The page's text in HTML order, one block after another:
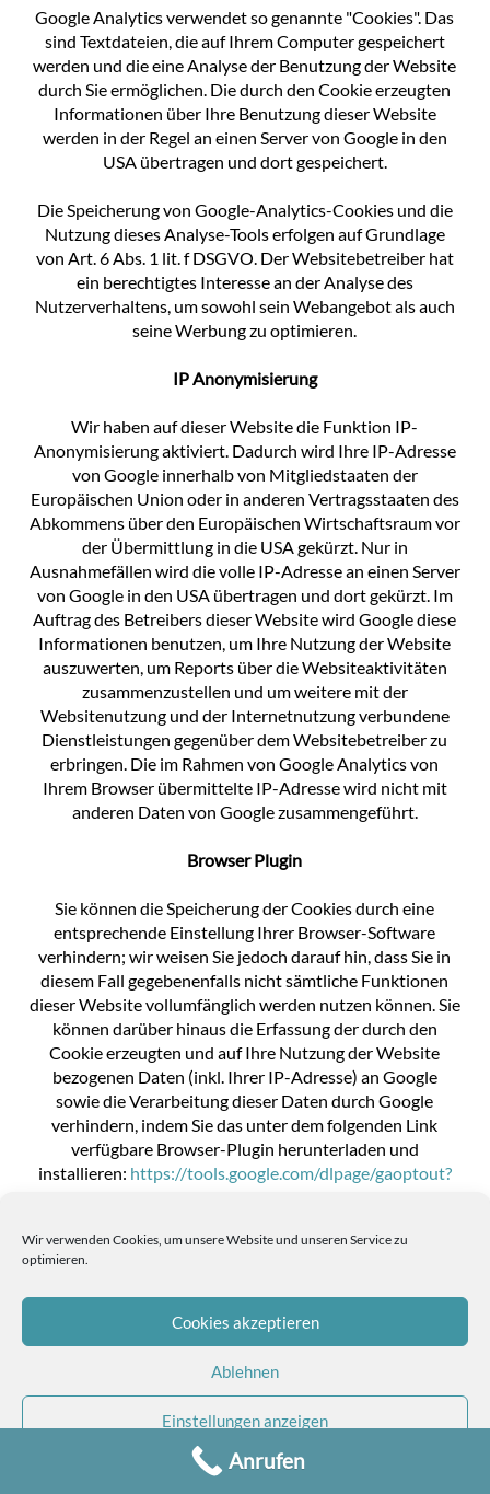
Wir verwenden Cookies, um unsere Website und unseren Service zu
optimieren.
Cookies akzeptieren
Ablehnen
Einstellungen anzeigen
Cookie-Richtlinie Datenschutz Impressum
Google Analytics verwendet so genannte "Cookies". Das
sind Textdateien, die auf Ihrem Computer gespeichert
werden und die eine Analyse der Benutzung der Website
durch Sie ermöglichen. Die durch den Cookie erzeugten
Informationen über Ihre Benutzung dieser Website
werden in der Regel an einen Server von Google in den
USA übertragen und dort gespeichert.
Die Speicherung von Google-Analytics-Cookies und die
Nutzung dieses Analyse-Tools erfolgen auf Grundlage
von Art. 6 Abs. 1 lit. f DSGVO. Der Websitebetreiber hat
ein berechtigtes Interesse an der Analyse des
Nutzerverhaltens, um sowohl sein Webangebot als auch
seine Werbung zu optimieren.
IP Anonymisierung
Wir haben auf dieser Website die Funktion IP-
Anonymisierung aktiviert. Dadurch wird Ihre IP-Adresse
von Google innerhalb von Mitgliedstaaten der
Europäischen Union oder in anderen Vertragsstaaten des
Abkommens über den Europäischen Wirtschaftsraum vor
der Übermittlung in die USA gekürzt. Nur in
Ausnahmefällen wird die volle IP-Adresse an einen Server
von Google in den USA übertragen und dort gekürzt. Im
Auftrag des Betreibers dieser Website wird Google diese
Informationen benutzen, um Ihre Nutzung der Website
auszuwerten, um Reports über die Websiteaktivitäten
zusammenzustellen und um weitere mit der
Websitenutzung und der Internetnutzung verbundene
Dienstleistungen gegenüber dem Websitebetreiber zu
erbringen. Die im Rahmen von Google Analytics von
Ihrem Browser übermittelte IP-Adresse wird nicht mit
anderen Daten von Google zusammengeführt.
Browser Plugin
Sie können die Speicherung der Cookies durch eine
entsprechende Einstellung Ihrer Browser-Software
verhindern; wir weisen Sie jedoch darauf hin, dass Sie in
diesem Fall gegebenenfalls nicht sämtliche Funktionen
dieser Website vollumfänglich werden nutzen können. Sie
können darüber hinaus die Erfassung der durch den
Cookie erzeugten und auf Ihre Nutzung der Website
bezogenen Daten (inkl. Ihrer IP-Adresse) an Google
sowie die Verarbeitung dieser Daten durch Google
verhindern, indem Sie das unter dem folgenden Link
verfügbare Browser-Plugin herunterladen und
installieren: https://tools.google.com/dlpage/gaoptout?
Widerspruch gegen Datenerfassung
Sie können die Erfassung Ihrer Daten durch Google
Analytics verhindern, indem Sie auf folgenden Link
klicken. Es wird ein Opt-Out-Cookie gesetzt, der die
Erfassung Ihrer Daten bei zukünftigen Besuchen dieser
Google Analytics finden Sie in der Datenschutzerklärung
Anrufen